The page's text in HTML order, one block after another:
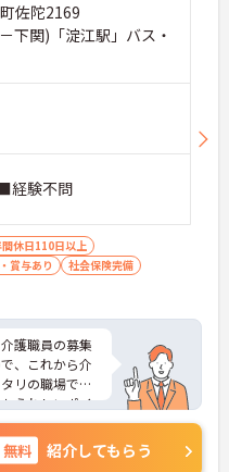
佐陀2169
下関)「淀江駅」バス・
経験不問
休日110日以上
賞与あり
社会保険完備
護職員の募集
、これから介
リの職場です
うれしいポイ
トをお伝えし
無料 紹介してもらう